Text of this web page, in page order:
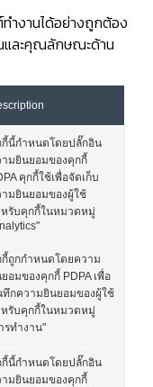
ทำงานได้อย่างถูกต้อง
และคุณลักษณะด้าน
กี้นี้กำหนดโดยปลั๊กอิน
ามยินยอมของคุกกี้
คุกกี้ใช้เพื่อจัดเก็บ
ามยินยอมของผู้ใช้
หรับคุกกี้ในหมวดหมู่
กี้ถูกกำหนดโดยความ
อมของคุกกี้ PDPA เพื่อ
กความยินยอมของผู้ใช้
หรับคุกกี้ในหมวดหมู่
รทำงาน"
กี้นี้กำหนดโดยปลั๊กอิน
ามยินยอมของคุกกี้